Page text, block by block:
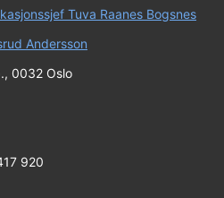
Tuva Raanes Bogsnes
Andersson
0032 Oslo
920